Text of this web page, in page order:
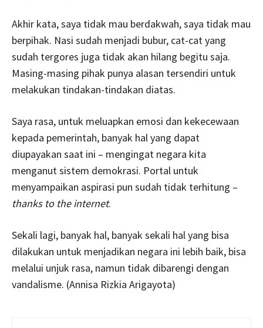
Akhir kata, saya tidak mau berdakwah, saya tidak mau
berpihak. Nasi sudah menjadi bubur, cat-cat yang
sudah tergores juga tidak akan hilang begitu saja.
Masing-masing pihak punya alasan tersendiri untuk
melakukan tindakan-tindakan diatas.
Saya rasa, untuk meluapkan emosi dan kekecewaan
kepada pemerintah, banyak hal yang dapat
diupayakan saat ini – mengingat negara kita
menganut sistem demokrasi. Portal untuk
menyampaikan aspirasi pun sudah tidak terhitung –
thanks to the internet.
Sekali lagi, banyak hal, banyak sekali hal yang bisa
dilakukan untuk menjadikan negara ini lebih baik, bisa
melalui unjuk rasa, namun tidak dibarengi dengan
vandalisme. (Annisa Rizkia Arigayota)